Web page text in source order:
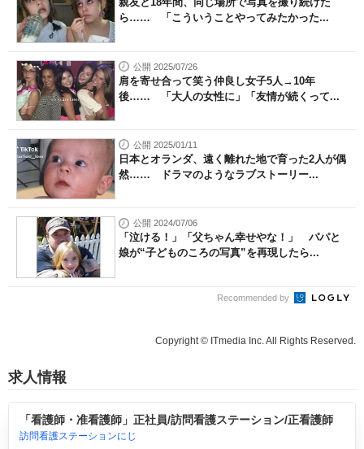
ら…… 「こういうことやってみたかった...
公開 2025/07/26
肩を寄せ合って笑う仲良し女子5人→10年
後…… 「大人の女性に」「友情が続くって...
公開 2025/01/11
日本とオランダ、遠く離れた地で育った2人が偶
然…… ドラマのようなラブストーリー...
公開 2024/07/06
「泣ける！」「父ちゃん幸せやな！」 パパと
娘が“子どものころの写真”を再現したら...
Recommended by
Copyright © ITmedia Inc. All Rights Reserved.
求人情報
「看護師・准看護師」正社員/訪問看護ステーション/正看護師
訪問看護ステーションにじ